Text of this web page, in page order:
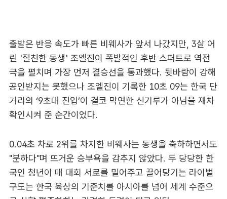
출발은 반응 속도가 빠른 비웨사가 앞서 나갔지만, 3살 어
린 '절친한 동생' 조엘진이 폭발적인 후반 스퍼트로 역전
극을 펼치며 가장 먼저 결승선을 통과했다. 뒷바람이 강해
공인받지는 못했으나 조엘진이 기록한 10초 09는 한국 단
거리의 ‘9초대 진입’이 결코 막연한 신기루가 아님을 재차
확인시켜 준 순간이었다.
0.04초 차로 2위를 차지한 비웨사는 동생을 축하하면서도
"분하다"며 뜨거운 승부욕을 감추지 않았다. 두 당당한 한
국인 청년이 매 대회 서로를 밀어주고 끌어당기는 라이벌
구도는 한국 육상의 기준치를 아시아를 넘어 세계 수준으